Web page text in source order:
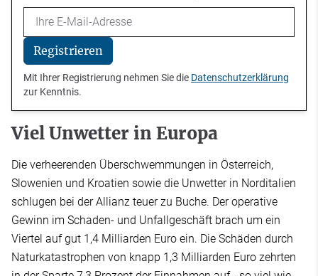
Email
Registrieren
Mit Ihrer Registrierung nehmen Sie die Datenschutzerklärung
zur Kenntnis.
Viel Unwetter in Europa
Die verheerenden Überschwemmungen in Österreich,
Slowenien und Kroatien sowie die Unwetter in Norditalien
schlugen bei der Allianz teuer zu Buche. Der operative
Gewinn im Schaden- und Unfallgeschäft brach um ein
Viertel auf gut 1,4 Milliarden Euro ein. Die Schäden durch
Naturkatastrophen von knapp 1,3 Milliarden Euro zehrten